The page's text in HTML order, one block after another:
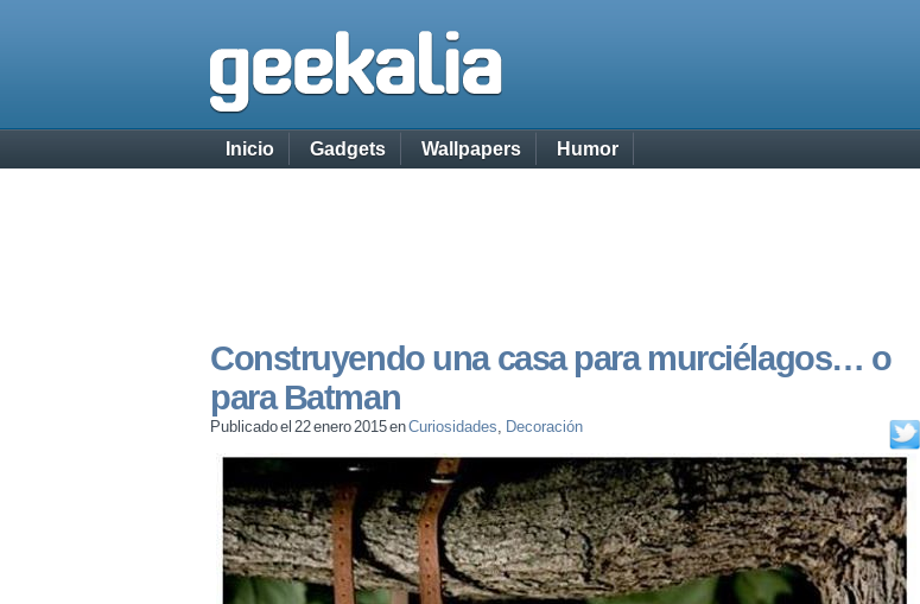
Inicio Gadgets Wallpapers Humor
Construyendo una casa para murciélagos… o
para Batman
Publicado el 22 enero 2015 enCuriosidades, Decoración